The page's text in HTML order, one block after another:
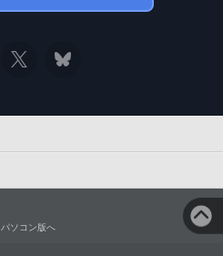
パソコン版へ